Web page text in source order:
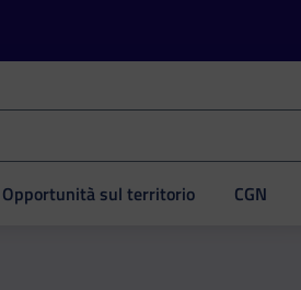
Opportunità sul territorio CGN